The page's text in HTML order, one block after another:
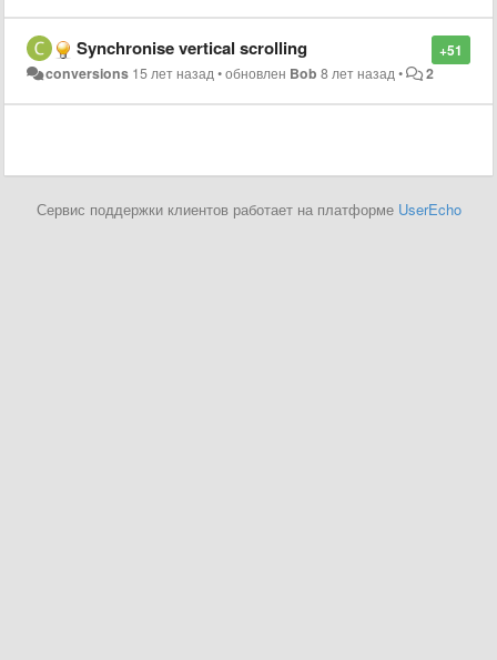
+51
Synchronise vertical scrolling
conversions 15 лет назад•обновлен Bob 8 лет назад• 2
Сервис поддержки клиентов работает на платформе UserEcho